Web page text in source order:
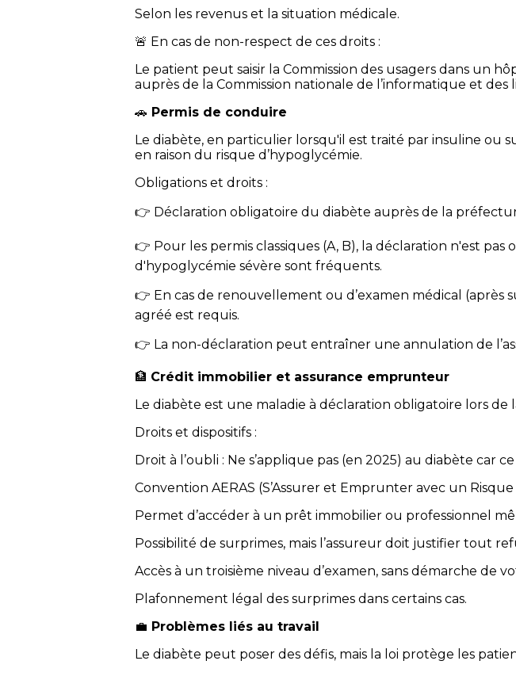
Selon les revenus et la situation médicale.
🚨 En cas de non-respect de ces droits :
Le patient peut saisir la Commission des usagers dans un
auprès de la Commission nationale de l’informatique et
🚗 Permis de conduire
Le diabète, en particulier lorsqu'il est traité par insuline
en raison du risque d’hypoglycémie.
Obligations et droits :
👉 Déclaration obligatoire du diabète auprès de la
👉 Pour les permis classiques (A, B), la déclaration n'est
d'hypoglycémie sévère sont fréquents.
👉 En cas de renouvellement ou d’examen médical (après
agréé est requis.
👉 La non-déclaration peut entraîner une annulation de
🏦 Crédit immobilier et assurance emprunteur
Le diabète est une maladie à déclaration obligatoire lors de
Droits et dispositifs :
Droit à l’oubli : Ne s’applique pas (en 2025) au diabète car
Convention AERAS (S’Assurer et Emprunter avec un
Permet d’accéder à un prêt immobilier ou professionnel
Possibilité de surprimes, mais l’assureur doit justifier tout
Accès à un troisième niveau d’examen, sans démarche de
Plafonnement légal des surprimes dans certains cas.
💼 Problèmes liés au travail
Le diabète peut poser des défis, mais la loi protège les